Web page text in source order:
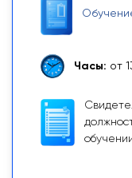
Часы: от